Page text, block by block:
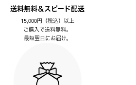
送料無料＆スピード配送
15,000円（税込）以上
ご購入で送料無料。
最短翌日にお届け。